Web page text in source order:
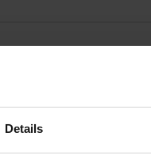
Details